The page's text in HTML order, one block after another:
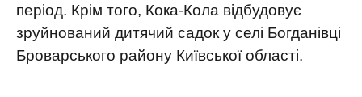
період. Крім того, Кока-Кола відбудовує
зруйнований дитячий садок у селі Богданівці
Броварського району Київської області.